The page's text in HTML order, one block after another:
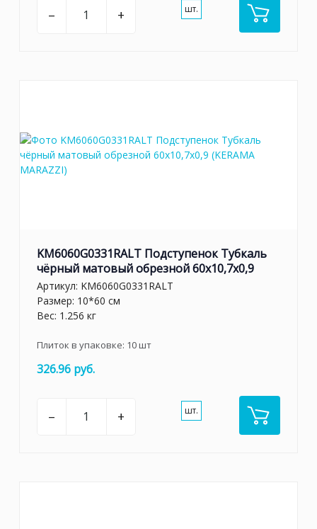
– + шт.
KM6060G0331RALT Подступенок Тубкаль
чёрный матовый обрезной 60x10,7x0,9
Артикул: KM6060G0331RALT
Размер: 10*60 см
Вес: 1.256 кг
Плиток в упаковке: 10шт
326.96 руб.
– + шт.